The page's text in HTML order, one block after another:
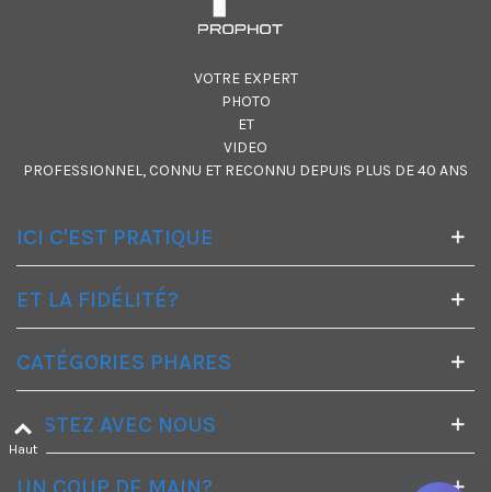
VOTRE EXPERT
PHOTO
ET
VIDEO
PROFESSIONNEL, CONNU ET RECONNU DEPUIS PLUS DE 40 ANS
ICI C'EST PRATIQUE
ET LA FIDÉLITÉ?
CATÉGORIES PHARES
RESTEZ AVEC NOUS
UN COUP DE MAIN?
Haut